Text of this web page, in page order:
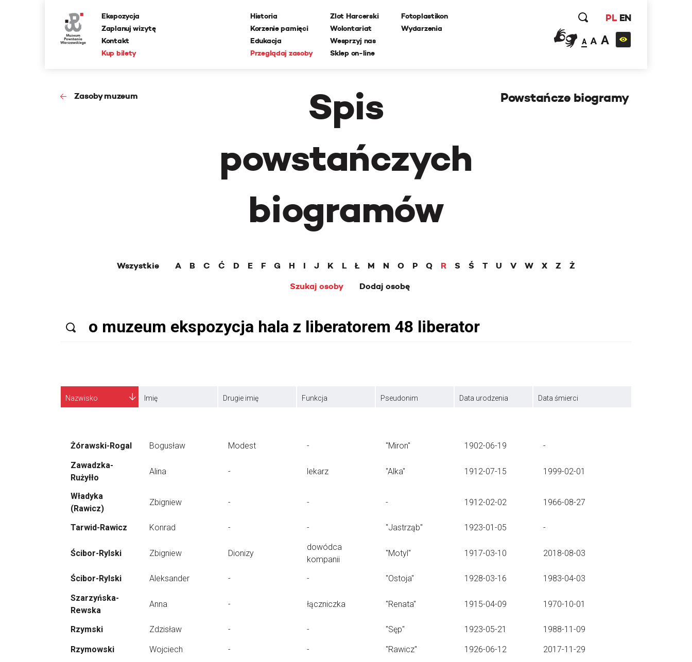
Ekspozycja
Zaplanuj wizytę
Kontakt
Kup bilety
Historia
Korzenie pamięci
Edukacja
Przeglądaj zasoby
Zlot Harcerski
Wolontariat
Wesprzyj nas
Sklep on-line
Fotoplastikon
Wydarzenia
PL EN
A A A
Zasoby muzeum
Spis
powstańczych
biogramów
Powstańcze biogramy
Wszystkie A B C Ć D E F G H I J K L Ł M N O P Q R S Ś T U V W X Z
Ż
Szukaj osoby
Dodaj osobę
Nazwisko Imię Drugie imię Funkcja Pseudonim Data urodzenia Data śmierci
Żórawski-Rogal Bogusław Modest - "Miron" 1902-06-19
-
Zawadzka-
Rużyłło
Alina - lekarz "Alka" 1912-07-15 1999-02-01
Władyka
(Rawicz)
Zbigniew - - - 1912-02-02 1966-08-27
Tarwid-Rawicz Konrad - - "Jastrząb" 1923-01-05 -
Ścibor-Rylski Zbigniew Dionizy
dowódca
kompanii
"Motyl" 1917-03-10 2018-08-03
Ścibor-Rylski Aleksander - - "Ostoja" 1928-03-16
1983-04-03
Szarzyńska-
Rewska
Anna - łączniczka "Renata" 1915-04-09 1970-10-01
Rzymski Zdzisław - - "Sęp" 1923-05-21 1988-11-09
Rzymowski Wojciech - - "Rawicz" 1926-06-12 2017-11-29